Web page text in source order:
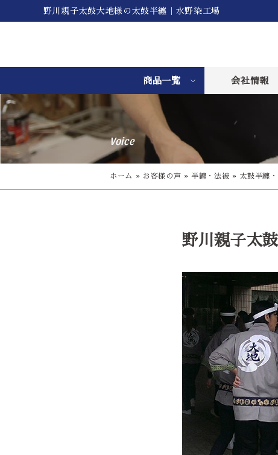
野川親子太鼓大地様の太鼓半纏｜水野染工場
商品一覧 会社情報
Voice
ホーム » お客様の声 »半纏・法被 » 太鼓半纏
野川親子太